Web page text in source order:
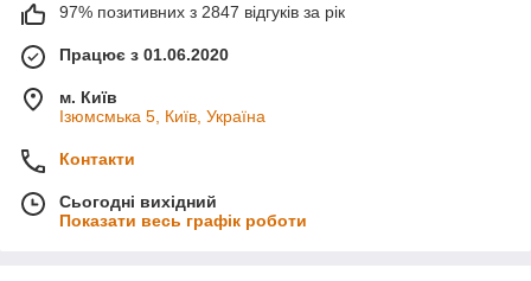
97% позитивних з 2847 відгуків за рік
Працює з 01.06.2020
м. Київ
Ізюмсмька 5, Київ, Україна
Контакти
Сьогодні вихідний
Показати весь графік роботи